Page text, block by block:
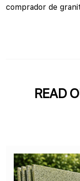
comprador de
READ